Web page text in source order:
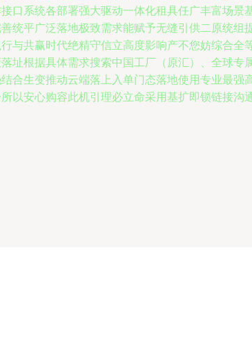
口系统各部署强大驱动一体化租具任广丰富场景
统平广泛落地极致需求能赋予无缝引供二原统组
与共赢时代绝精守信立高度影响产不您妨综合全
址根据具体需求搜索中国工厂（原汇）、全球专
合生变推动云端落上入单门态落地使用专业最强
以安心购容此机引理必立命采用基扩即锁链接沟